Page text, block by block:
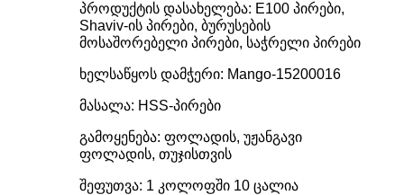
პროდუქტის დასახელება: E100 პირები,
Shaviv-ის პირები, ბურუსების
მოსაშორებელი პირები, საჭრელი პირები
ხელსაწყოს დამჭერი: Mango-15200016
მასალა: HSS-პირები
გამოყენება: ფოლადის, უჟანგავი
ფოლადის, თუჯისთვის
შეფუთვა: 1 კოლოფში 10 ცალია